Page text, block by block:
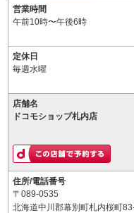
営業時間
午前10時〜午後6時
定休日
毎週水曜
店舗名
ドコモショップ札内店
住所/電話番号
〒089-0535
北海道中川郡幕別町札内桜町